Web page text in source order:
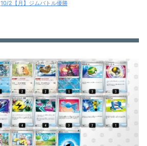
10/2【月】ジムバトル優勝